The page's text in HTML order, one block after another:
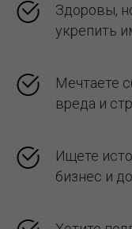
Здоровы,
укрепить
Мечтаете
вреда и
Ищете
бизнес и